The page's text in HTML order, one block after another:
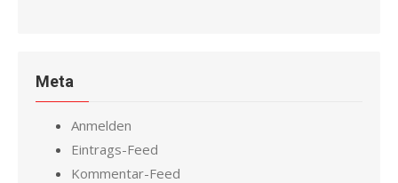
Meta
Anmelden
Eintrags-Feed
Kommentar-Feed